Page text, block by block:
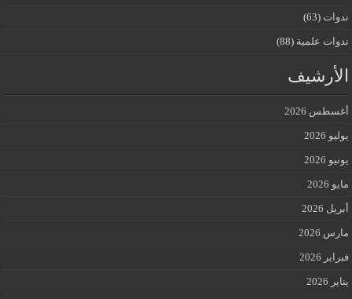
ندوات (63)
ندوات علمية (88)
الأرشيف
أغسطس 2026
يوليو 2026
يونيو 2026
مايو 2026
أبريل 2026
مارس 2026
فبراير 2026
يناير 2026